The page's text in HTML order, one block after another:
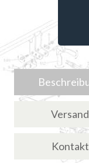
Versand
Kontakt